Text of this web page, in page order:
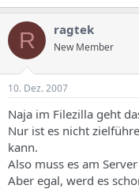
R ragtek
New Member
10. Dez. 2007
Naja im Filezilla geht
Nur ist es nicht
kann.
Also muss es am
Aber egal, werd es